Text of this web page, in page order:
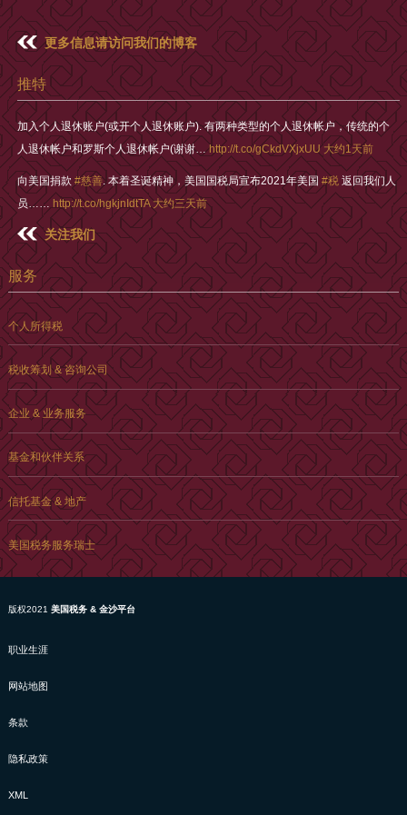
更多信息请访问我们的博客
推特
加入个人退休账户(或开个人退休账户). 有两种类型的个人退休帐户，传统的个
人退休帐户和罗斯个人退休帐户(谢谢…http://t.co/gCkdVXjxUU 大约1天前
向美国捐款 #慈善. 本着圣诞精神，美国国税局宣布2021年美国 #税 返回我们人
员…… http://t.co/hgkjnIdtTA 大约三天前
关注我们
服务
个人所得税
税收筹划 & 咨询公司
企业 & 业务服务
基金和伙伴关系
信托基金 & 地产
美国税务服务瑞士
版权2021 美国税务 & 金沙平台
职业生涯
网站地图
条款
隐私政策
XML